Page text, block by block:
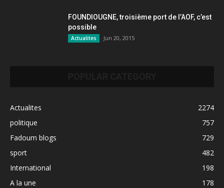
FOUNDIOUGNE, troisième port de l’AOF, c’est
possible
Actualites Jun 20, 2015
Actualites
2274
politique
757
Fadoum blogs
729
sport
482
International
198
A la une
178